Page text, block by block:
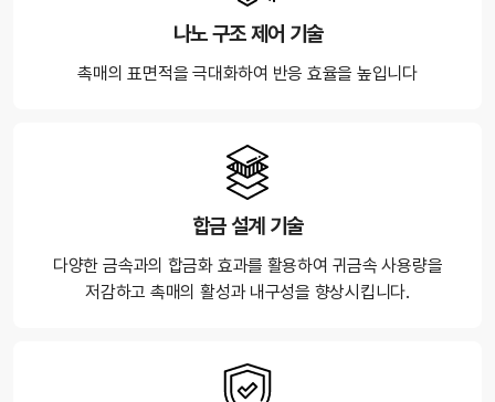
나노 구조 제어 기술
촉매의 표면적을 극대화하여 반응 효율을 높입니다
합금 설계 기술
다양한 금속과의 합금화 효과를 활용하여 귀금속 사용량을
저감하고 촉매의 활성과 내구성을 향상시킵니다.